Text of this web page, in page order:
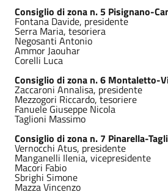
Consiglio di zona n. 5 Pisignano-
Fontana Davide, presidente
Serra Maria, tesoriera
Negosanti Antonio
Ammor Jaouhar
Corelli Luca
Consiglio di zona n. 6 Montaletto-
Zaccaroni Annalisa, presidente
Mezzogori Riccardo, tesoriere
Fanuele Giuseppe Nicola
Taglioni Massimo
Consiglio di zona n. 7 Pinarella-
Vernocchi Atus, presidente
Manganelli Ilenia, vicepresidente
Macori Fabio
Sbrighi Simone
Mazza Vincenzo